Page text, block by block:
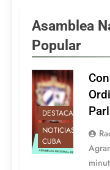
Asamblea
Popular
DESTACADAS
NOTICIAS DE
CUBA